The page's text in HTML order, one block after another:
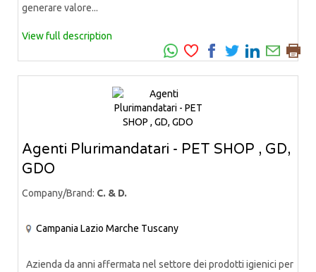
generare valore...
View full description
Agenti Plurimandatari - PET SHOP , GD,
GDO
Company/Brand: C. & D.
Campania Lazio Marche Tuscany
Azienda da anni affermata nel settore dei prodotti igienici per